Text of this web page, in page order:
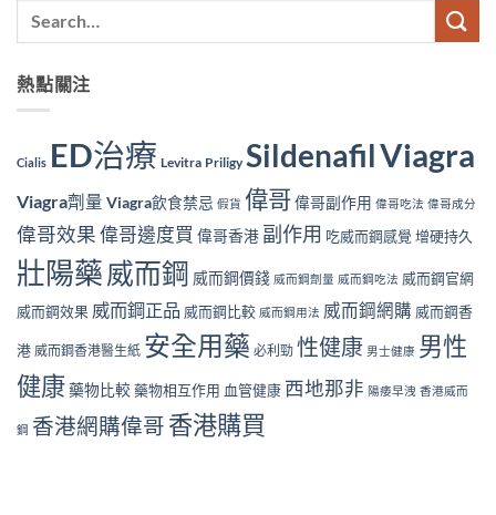
熱點關注
Cialis ED治療 Levitra Priligy SildenafilViagra
Viagra劑量 Viagra飲食禁忌 假貨 偉哥偉哥副作用 偉哥吃法 偉哥成分
偉哥效果偉哥邊度買 偉哥香港 副作用 吃威而鋼感覺 增硬持久
壯陽藥 威而鋼 威而鋼價錢 威而鋼劑量 威而鋼吃法 威而鋼官網
威而鋼效果 威而鋼正品 威而鋼比較 威而鋼用法 威而鋼網購 威而鋼香
港 威而鋼香港醫生紙 安全用藥 必利勁 性健康 男士健康 男性
健康藥物比較藥物相互作用 血管健康 西地那非 陽痿早洩 香港威而
鋼 香港網購偉哥 香港購買